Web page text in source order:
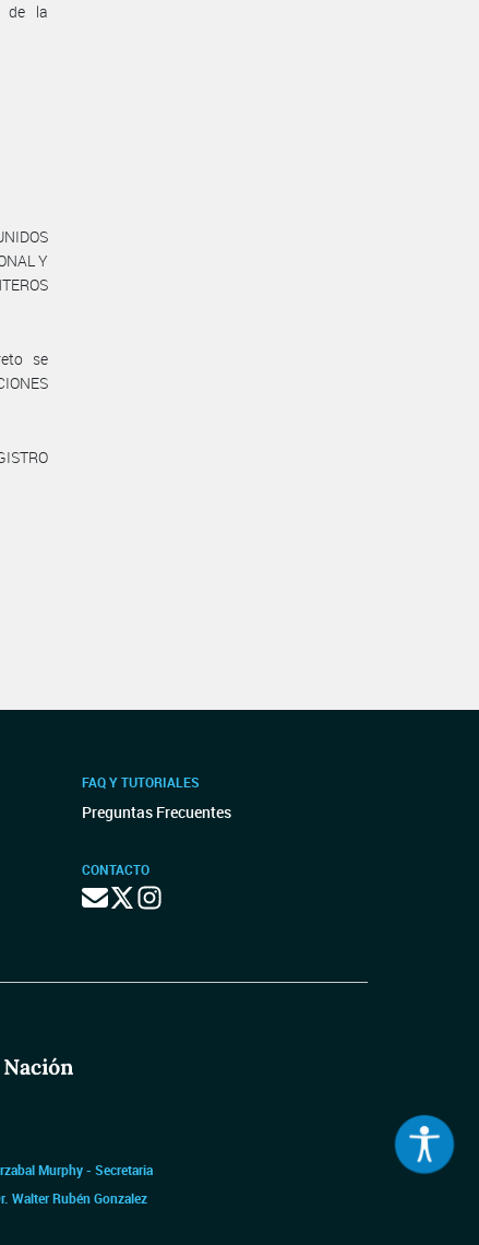
de la
Y
se
FAQ Y TUTORIALES
Preguntas Frecuentes
CONTACTO
Murphy - Secretaria
Walter Rubén Gonzalez